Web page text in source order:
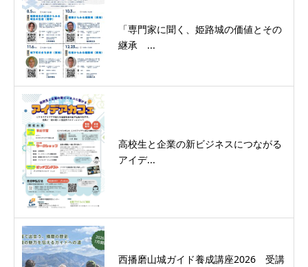
「専門家に聞く、姫路城の価値とその
継承 ...
高校生と企業の新ビジネスにつながる
アイデ...
西播磨山城ガイド養成講座2026 受講